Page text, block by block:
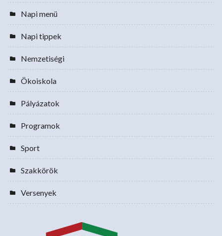
Napi menü
Napi tippek
Nemzetiségi
Ökoiskola
Pályázatok
Programok
Sport
Szakkörök
Versenyek